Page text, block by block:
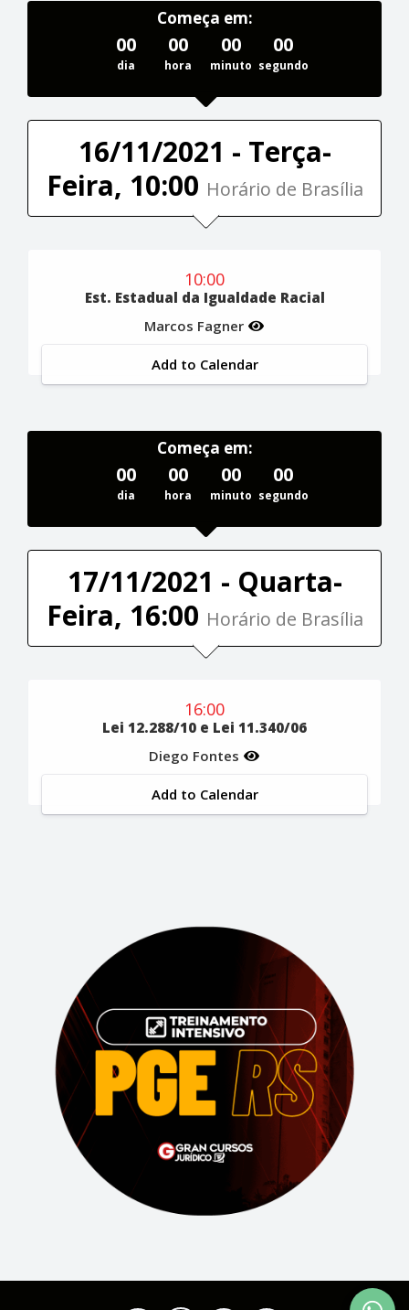
Começa em:
00
dia
00
hora
00
minuto
00
segundo
16/11/2021 - Terça-
Feira, 10:00 Horário de Brasília
10:00
Est. Estadual da Igualdade Racial
Marcos Fagner
Add to Calendar
Começa em:
00
dia
00
hora
00
minuto
00
segundo
17/11/2021 - Quarta-
Feira, 16:00 Horário de Brasília
16:00
Lei 12.288/10 e Lei 11.340/06
Diego Fontes
Add to Calendar